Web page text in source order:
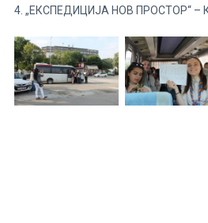
4. „ЕКСПЕДИЦИЈА НОВ ПРОСТОР“ –